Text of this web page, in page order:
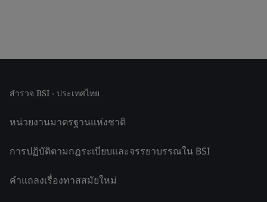
สำรวจ BSI - ประเทศไทย
หน่วยงานมาตรฐานแห่งชาติ
การปฏิบัติตามกฎระเบียบและจรรยาบรรณใน BSI
คำแถลงเรื่องทาสสมัยใหม่